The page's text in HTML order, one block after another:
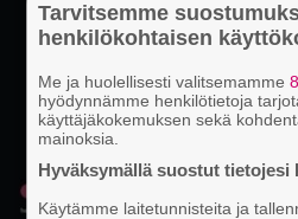
Tarvitsemme
henkilökohtaisen
Me ja huolellisesti valitsemamme
hyödynnämme henkilötietoja
käyttäjäkokemuksen sekä
mainoksia.
Hyväksymällä suostut tietojesi
Käytämme laitetunnisteita ja